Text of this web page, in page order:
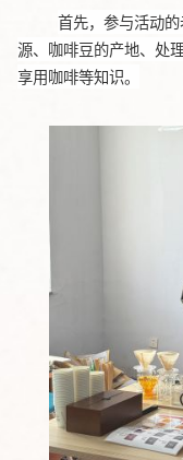
首先，参与活动
源、咖啡豆的产地、处
享用咖啡等知识。